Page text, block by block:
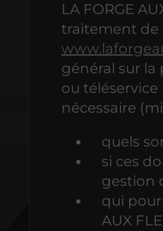
LA FORGE
traitement de
général sur la
ou
nécessaire
quels
si ces
gestion
qui
AUX